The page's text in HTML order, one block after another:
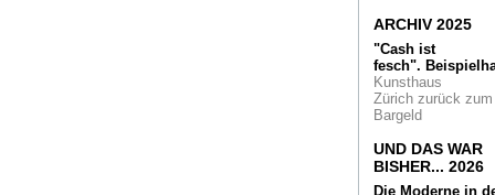
grünes Tal im
Hochhausdschungel.
Das 'Marina One' in
Singapur
Eingeweiht
Abu Dhabi darf 30
so heißen. Das
kuratorische
ist universell: die
ARCHIV 2025
"Cash ist
fesch".
Kunsthaus
Zürich zurück zum
Bargeld
UND DAS WAR
BISHER... 2026
Die Moderne in